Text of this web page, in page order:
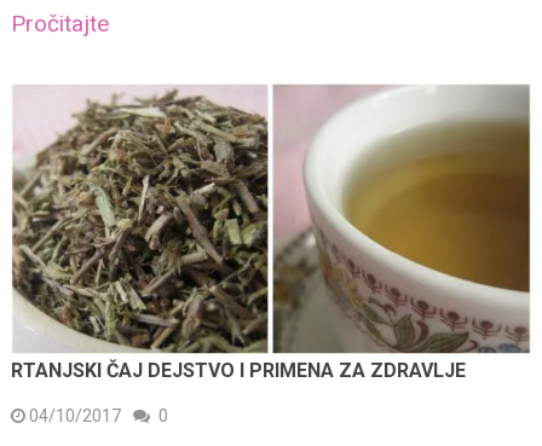
Pročitajte
RTANJSKI ČAJ DEJSTVO I PRIMENA ZA ZDRAVLJE
04/10/2017 0